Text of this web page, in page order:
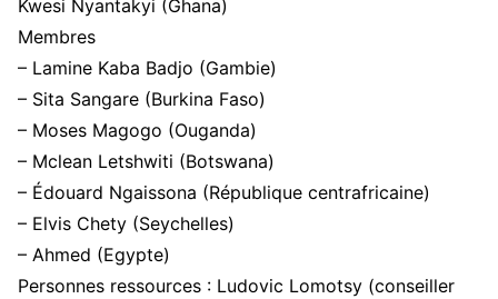
Kwesi Nyantakyi (Ghana)
Membres
– Lamine Kaba Badjo (Gambie)
– Sita Sangare (Burkina Faso)
– Moses Magogo (Ouganda)
– Mclean Letshwiti (Botswana)
– Édouard Ngaissona (République centrafricaine)
– Elvis Chety (Seychelles)
– Ahmed (Egypte)
Personnes ressources : Ludovic Lomotsy (conseiller